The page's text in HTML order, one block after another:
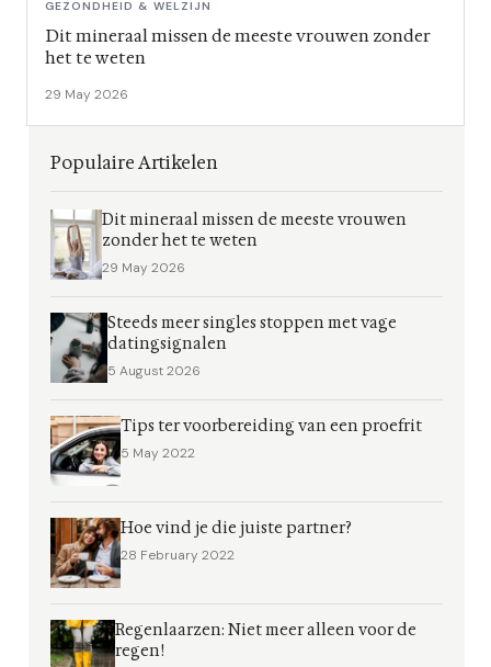
GEZONDHEID & WELZIJN
Dit mineraal missen de meeste vrouwen zonder
het te weten
29 May 2026
Populaire Artikelen
Dit mineraal missen de meeste vrouwen
zonder het te weten
29 May 2026
Steeds meer singles stoppen met vage
datingsignalen
5 August 2026
Tips ter voorbereiding van een proefrit
5 May 2022
Hoe vind je die juiste partner?
28 February 2022
Regenlaarzen: Niet meer alleen voor de
regen!